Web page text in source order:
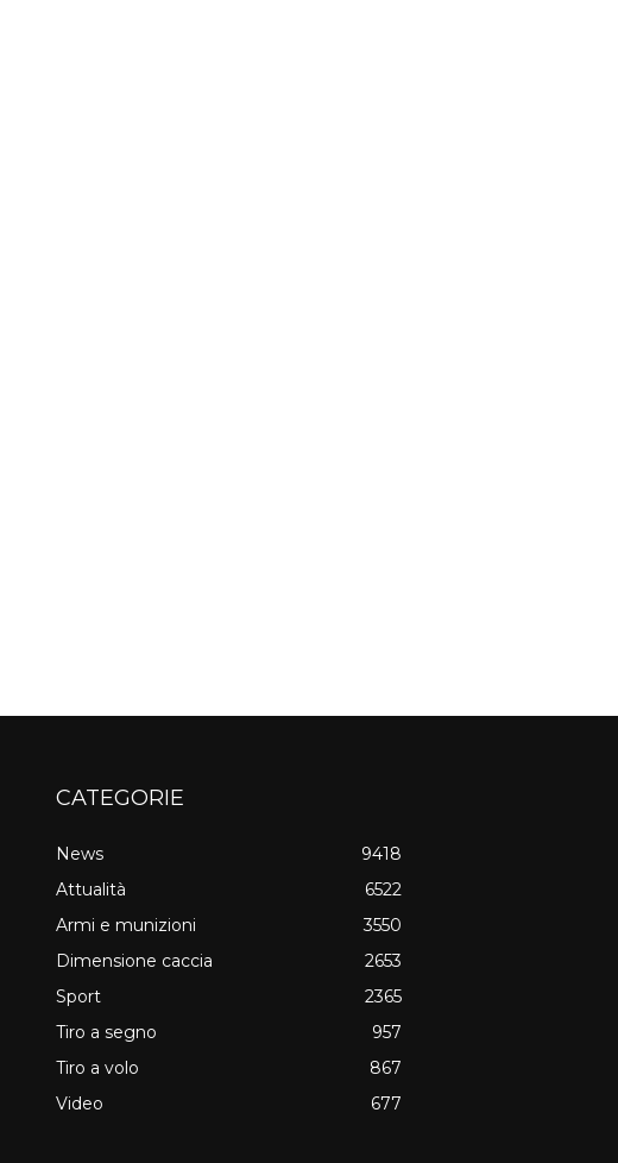
CATEGORIE
News
9418
Attualità
6522
Armi e munizioni
3550
Dimensione caccia
2653
Sport
2365
Tiro a segno
957
Tiro a volo
867
Video
677